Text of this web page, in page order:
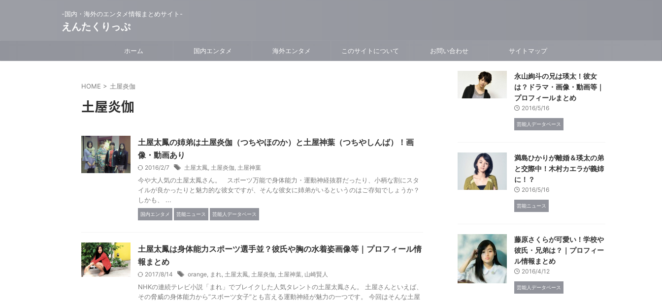
-国内・海外のエンタメ情報まとめサイト-
えんたくりっぷ
ホーム 国内エンタメ 海外エンタメ このサイトについて お問い合わせ サイトマップ
HOME > 土屋炎伽
土屋炎伽
土屋太鳳の姉弟は土屋炎伽（つちやほのか）と土屋神葉（つちやしんば）！画
像・動画あり
2016/2/7 土屋太鳳, 土屋炎伽, 土屋神葉
今や大人気の土屋太鳳さん。 スポーツ万能で身体能力・運動神経抜群だったり、小柄な割にスタ
イルが良かったりと魅力的な彼女ですが、そんな彼女に姉弟がいるというのはご存知でしょうか？
しかも、 ...
国内エンタメ 芸能ニュース 芸能人データベース
土屋太鳳は身体能力スポーツ選手並？彼氏や胸の水着姿画像等｜プロフィール情
報まとめ
2017/8/14 orange, まれ, 土屋太鳳, 土屋炎伽, 土屋神葉, 山崎賢人
NHKの連続テレビ小説「まれ」でブレイクした人気タレントの土屋太鳳さん。 土屋さんといえば、
その脅威の身体能力から”スポーツ女子”とも言える運動神経が魅力の一つです。 今回はそんな土屋
永山絢斗の兄は瑛太！彼女
は？ドラマ・画像・動画等｜
プロフィールまとめ
2016/5/16
芸能人データベース
満島ひかりが離婚＆瑛太の弟
と交際中！木村カエラが義姉
に！？
2016/5/16
芸能ニュース
藤原さくらが可愛い！学校や
彼氏・兄弟は？｜プロフィー
ル情報まとめ
2016/4/12
芸能人データベース